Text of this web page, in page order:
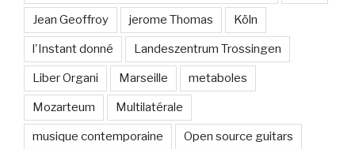
Jean Geoffroy jerome Thomas Köln
l'Instant donné Landeszentrum Trossingen
Liber Organi Marseille metaboles
Mozarteum Multilatérale
musique contemporaine Open source guitars